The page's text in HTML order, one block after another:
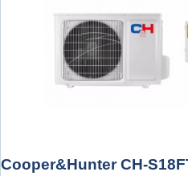
Cooper&Hunter CH-